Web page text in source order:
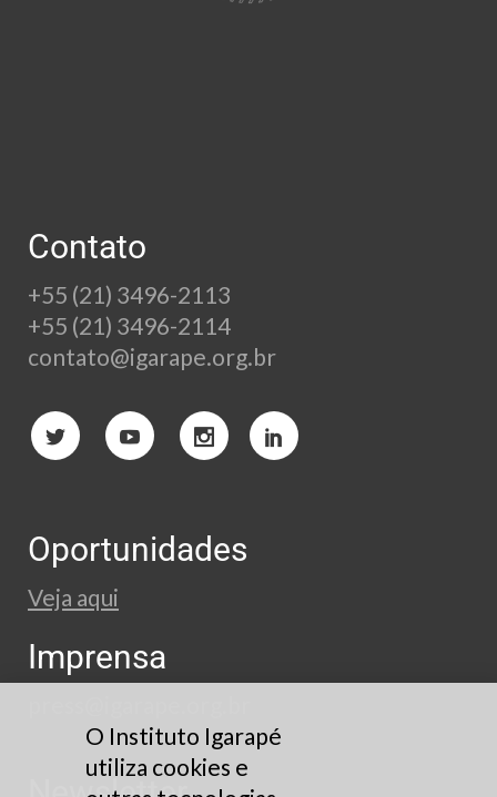
Contato
+55 (21) 3496-2113
+55 (21) 3496-2114
contato@igarape.org.br
Oportunidades
Veja aqui
Imprensa
O Instituto Igarapé
utiliza cookies e